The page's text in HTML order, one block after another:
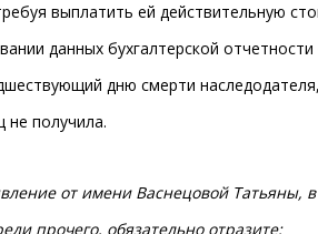
выплатить ей действительную
данных бухгалтерской
дню смерти
не получила.
от имени Васнецовой Татьяны, в
прочего, обязательно отразите: